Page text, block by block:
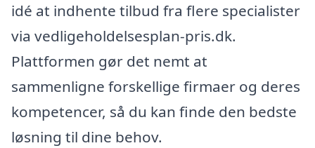
idé at indhente tilbud fra flere specialister
via vedligeholdelsesplan-pris.dk.
Plattformen gør det nemt at
sammenligne forskellige firmaer og deres
kompetencer, så du kan finde den bedste
løsning til dine behov.